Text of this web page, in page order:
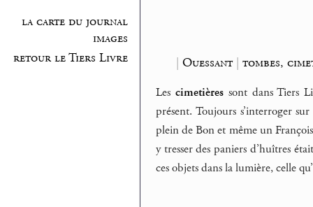
la carte du journal
images
retour le Tiers Livre
| Ouessant| tombes,
Les cimetièressont dans Tiers
présent. Toujours s’interroger
plein de Bon et même un
y tresser des paniers d’huîtres
ces objets dans la lumière, celle